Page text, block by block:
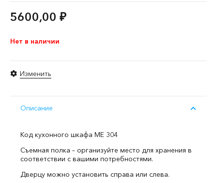
5600,00 ₽
Нет в наличии
Изменить
Описание
Код кухонного шкафа ME 304
Съемная полка – организуйте место для хранения в
соответствии с вашими потребностями.
Дверцу можно установить справа или слева.